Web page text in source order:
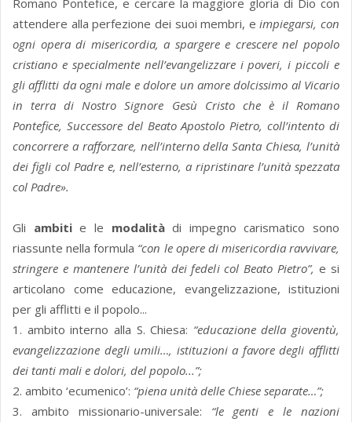
Romano Pontefice, e cercare la maggiore gloria di Dio con
attendere alla perfezione dei suoi membri, eimpiegarsi, con
ogni opera di misericordia, a spargere e crescere nel popolo
cristiano e specialmente nell’evangelizzare i poveri, i piccoli e
gli afflitti da ogni male e dolore un amore dolcissimo al Vicario
in terra di Nostro Signore Gesù Cristo che è il Romano
Pontefice, Successore del Beato Apostolo Pietro, coll’intento di
concorrere a rafforzare, nell’interno della Santa Chiesa, l’unità
dei figli col Padre e, nell’esterno, a ripristinare l’unità spezzata
col Padre».
Gli ambitie le modalitàdi impegno carismatico sono
riassunte nella formula “con le opere di misericordia ravvivare,
stringere e mantenere l’unità dei fedeli col Beato Pietro”,e si
articolano come educazione, evangelizzazione, istituzioni
per gli afflitti e il popolo...
1. ambito interno alla S. Chiesa: “educazione della gioventù,
evangelizzazione degli umili…, istituzioni a favore degli afflitti
dei tanti mali e dolori, del popolo...”;
2. ambito ‘ecumenico’: “piena unità delle Chiese separate…”;
3. ambito missionario-universale: “le genti e le nazioni